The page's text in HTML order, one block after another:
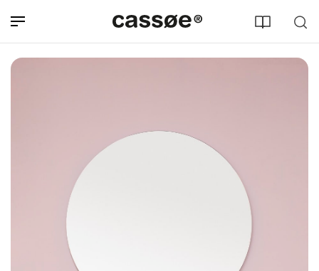
Søg efter adresse